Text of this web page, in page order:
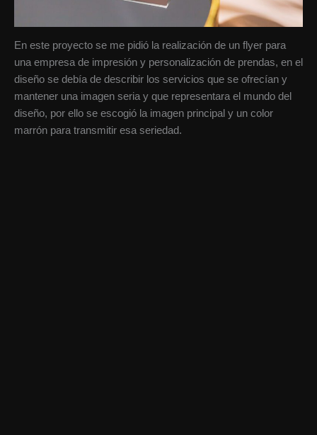
En este proyecto se me pidió la realización de un flyer para
una empresa de impresión y personalización de prendas, en el
diseño se debía de describir los servicios que se ofrecían y
mantener una imagen seria y que representara el mundo del
diseño, por ello se escogió la imagen principal y un color
marrón para transmitir esa seriedad.